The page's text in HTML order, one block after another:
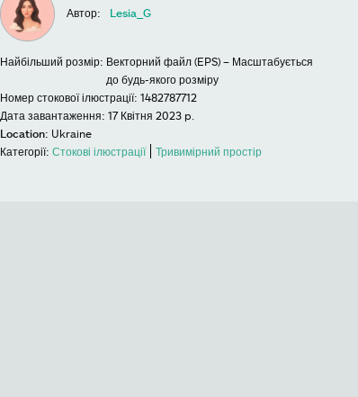
Автор: Lesia_G
Найбільший розмір: Векторний файл (EPS) – Масштабується
до будь-якого розміру
Номер стокової ілюстрації: 1482787712
Дата завантаження: 17 Квітня 2023 p.
Location: Ukraine
Категорії: Стокові ілюстрації Тривимірний простір